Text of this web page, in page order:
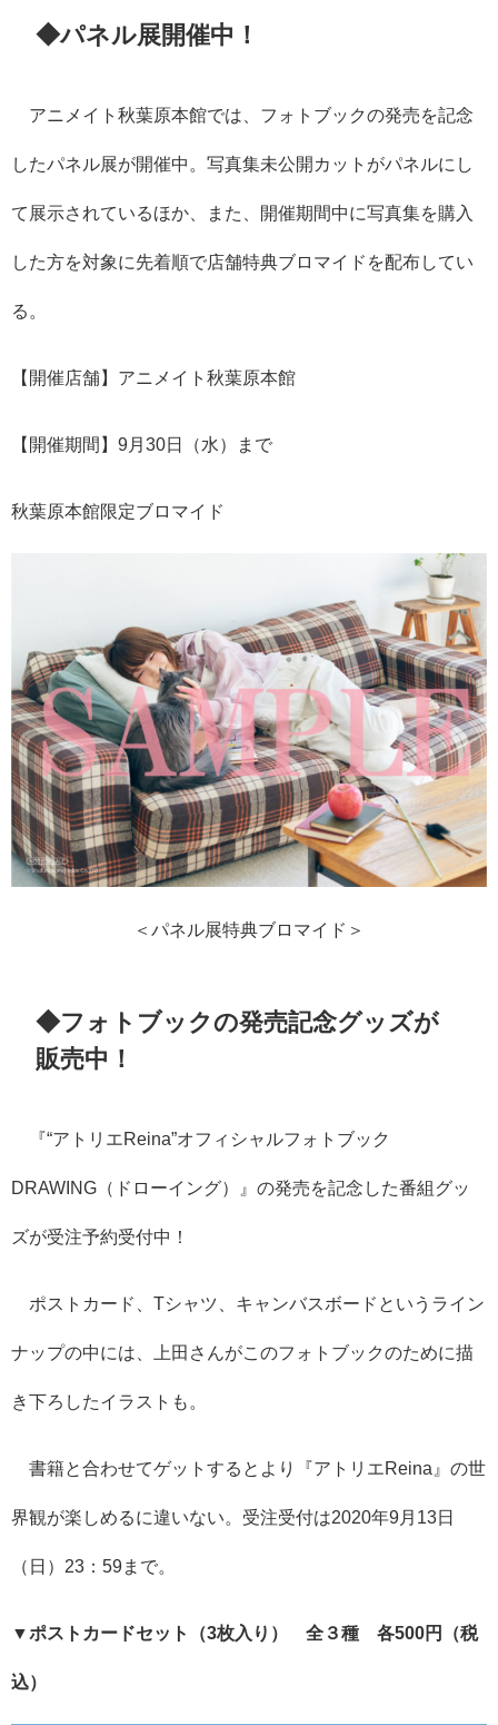
◆パネル展開催中！
アニメイト秋葉原本館では、フォトブックの発売を記念
したパネル展が開催中。写真集未公開カットがパネルにし
て展示されているほか、また、開催期間中に写真集を購入
した方を対象に先着順で店舗特典ブロマイドを配布してい
る。
【開催店舗】アニメイト秋葉原本館
【開催期間】9月30日（水）まで
秋葉原本館限定ブロマイド
＜パネル展特典ブロマイド＞
◆フォトブックの発売記念グッズが
販売中！
『“アトリエReina”オフィシャルフォトブック
DRAWING（ドローイング）』の発売を記念した番組グッ
ズが受注予約受付中！
ポストカード、Tシャツ、キャンバスボードというライン
ナップの中には、上田さんがこのフォトブックのために描
き下ろしたイラストも。
書籍と合わせてゲットするとより『アトリエReina』の世
界観が楽しめるに違いない。受注受付は2020年9月13日
（日）23：59まで。
▼ポストカードセット（3枚入り） 全３種 各500円（税
込）